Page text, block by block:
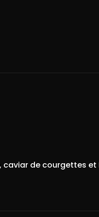
caviar de courgettes et